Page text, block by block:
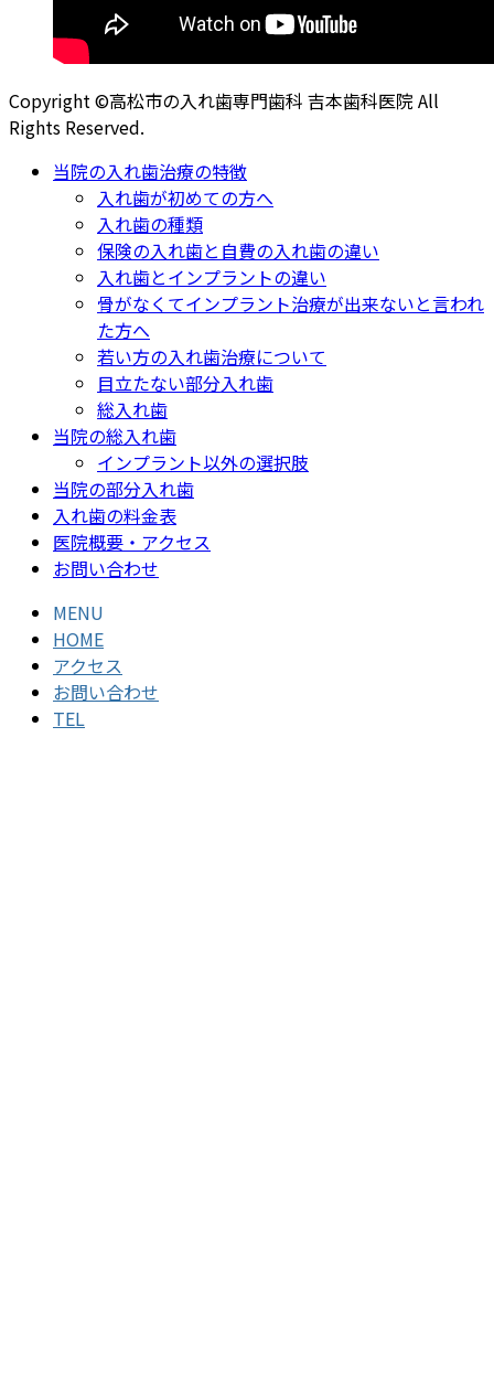
Copyright ©高松市の入れ歯専門歯科 吉本歯科医院 All
Rights Reserved.
当院の入れ歯治療の特徴
入れ歯が初めての方へ
入れ歯の種類
保険の入れ歯と自費の入れ歯の違い
入れ歯とインプラントの違い
骨がなくてインプラント治療が出来ないと言われ
た方へ
若い方の入れ歯治療について
目立たない部分入れ歯
総入れ歯
当院の総入れ歯
インプラント以外の選択肢
当院の部分入れ歯
入れ歯の料金表
医院概要・アクセス
お問い合わせ
MENU
HOME
アクセス
お問い合わせ
TEL